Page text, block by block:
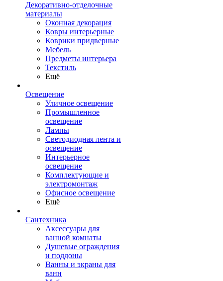
Декоративно-отделочные
материалы
Оконная декорация
Ковры интерьерные
Коврики придверные
Мебель
Предметы интерьера
Текстиль
Ещё
Освещение
Уличное освещение
Промышленное
освещение
Лампы
Светодиодная лента и
освещение
Интерьерное
освещение
Комплектующие и
электромонтаж
Офисное освещение
Ещё
Сантехника
Аксессуары для
ванной комнаты
Душевые ограждения
и поддоны
Ванны и экраны для
ванн